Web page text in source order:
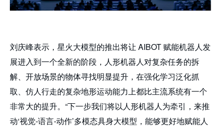
刘庆峰表示，星火大模型的推出将让 AIBOT 赋能机器人发
展进入到一个全新的阶段，人形机器人对复杂任务的拆
解、开放场景的物体寻找明显提升，在强化学习泛化抓
取、仿人行走的复杂地形运动能力上都比主流系统有一个
非常大的提升。“下一步我们将以人形机器人为牵引，来推
动‘视觉-语言-动作’多模态具身大模型，能够更好地赋能人